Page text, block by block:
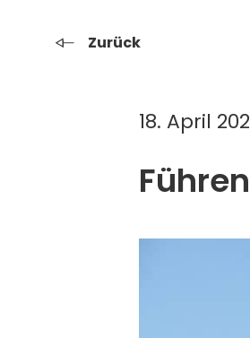
Zurück
18. April